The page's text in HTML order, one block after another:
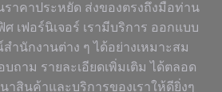
าคาประหยัด ส่งของตรงถึงมือท่าน
เฟอร์นิเจอร์ เรามีบริการ ออกแบบ
ำนักงานต่าง ๆ ได้อย่างเหมาะสม
ถาม รายละเอียดเพิ่มเติม ได้ตลอด
าสินค้าและบริการของเราให้ดียิ่งๆ